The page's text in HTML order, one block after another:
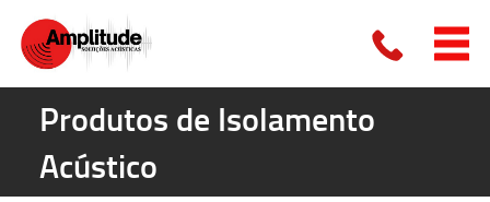
Produtos de Isolamento
Acústico